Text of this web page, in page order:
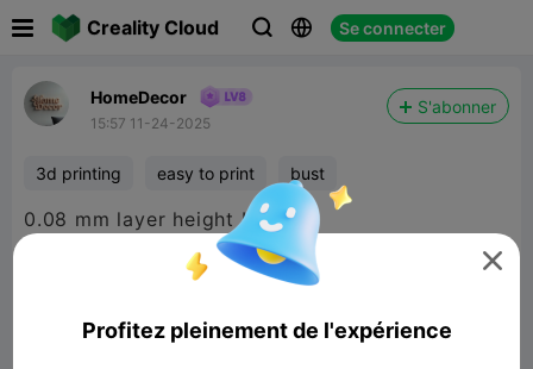
Creality Cloud   Se connecter
HomeDecor
15:57 11-24-2025
S'abonner
3d printing easy to print bust
0.08 mm layer height K1 Max

Profitez pleinement de l'expérience